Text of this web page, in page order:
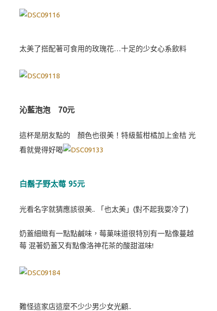
太美了搭配著可食用的玫瑰花…十足的少女心系飲料
沁藍泡泡 70元
這杯是朋友點的 顏色也很美！特級藍柑橘加上金桔 光
看就覺得好喝
白鬍子野太莓 95元
光看名字就猜應該很美.. 「也太美」(對不起我耍冷了)
奶蓋細緻有一點點鹹味，莓菓味道很特別有一點像蔓越
莓 混著奶蓋又有點像洛神花茶的酸甜滋味!
難怪這家店這麼不少少男少女光顧..